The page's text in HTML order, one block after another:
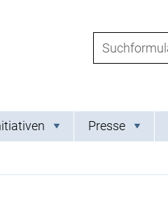
Suchen nach:
Presse